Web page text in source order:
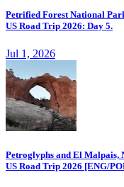
Petrified Forest National
US Road Trip 2026: Day 5.
Jul 1, 2026
Petroglyphs and El Malpais,
US Road Trip 2026 [ENG/